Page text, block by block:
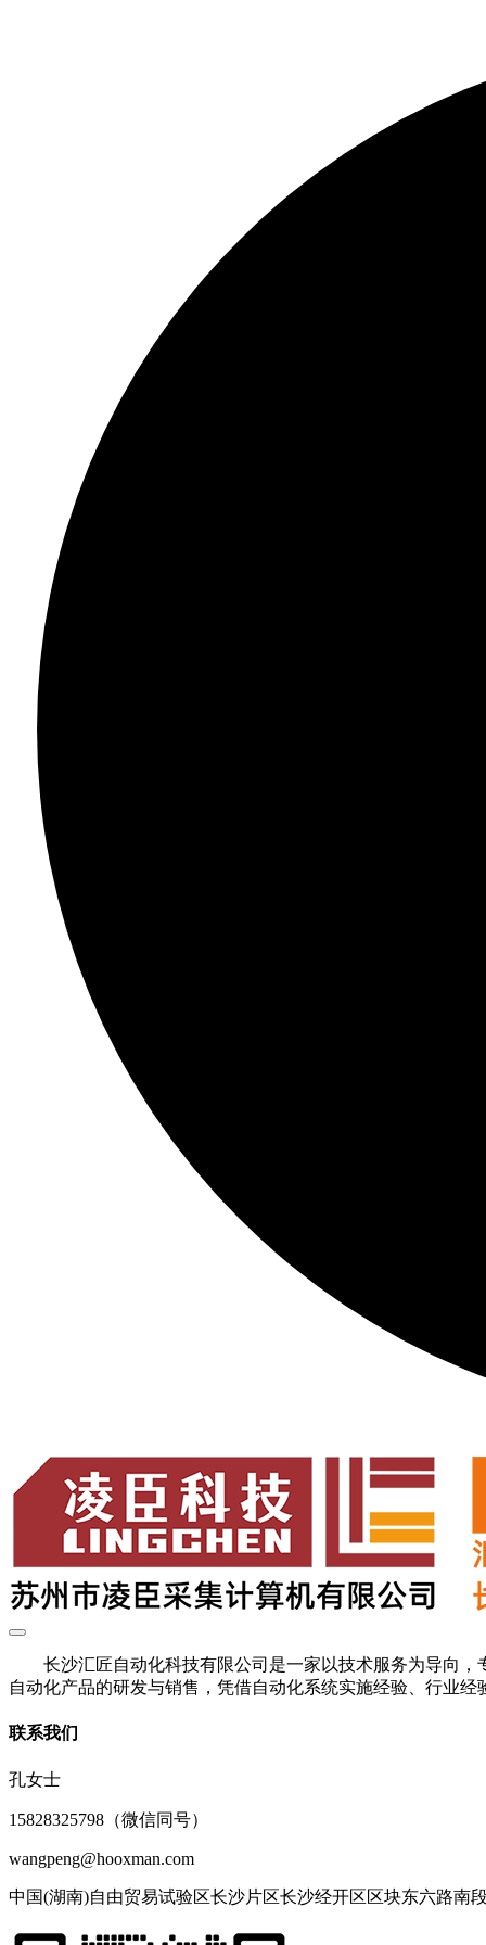
长沙汇匠自动化科技有限公司是一家以技术服务为导向，
自动化产品的研发与销售，凭借自动化系统实施经验、行业
联系我们
孔女士
15828325798（微信同号）
wangpeng@hooxman.com
中国(湖南)自由贸易试验区长沙片区长沙经开区区块东六路南